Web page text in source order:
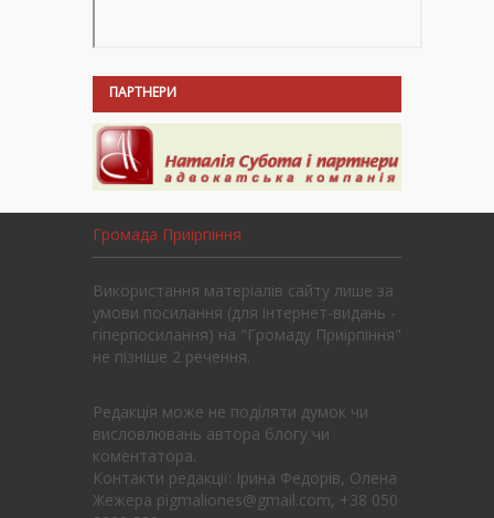
ПАРТНЕРИ
Громада Приірпіння
Використання матеріалів сайту лише за
умови посилання (для інтернет-видань -
гіперпосилання) на "Громаду Приірпіння"
не пізніше 2 речення.
Редакція може не поділяти думок чи
висловлювань автора блогу чи
коментатора.
Контакти редакції: Ірина Федорів, Олена
Жежера pigmaliones@gmail.com, +38 050